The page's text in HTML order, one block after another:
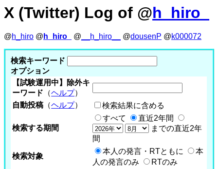
X (Twitter) Log of @h_hiro_
@h_hiro @ h_hiro_ @ __h_hiro__ @dousenP @k000072
検索キーワード
オプション
【試験運用中】除外キ
ーワード （ヘルプ）
自動投稿 （ヘルプ） 検索結果に含める
検索する期間
すべて
直近2年間
までの直近2年
間
検索対象
本人の発言・RTともに
本
人の発言のみ
RTのみ